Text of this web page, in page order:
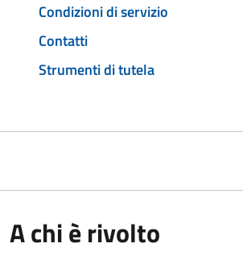
Condizioni di servizio
Contatti
Strumenti di tutela
A chi è rivolto